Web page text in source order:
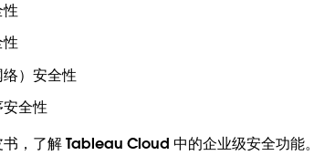
性
）安全性
全性
，了解 Tableau Cloud 中的企业级安全功能